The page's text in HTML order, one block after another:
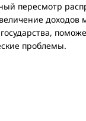
пересмотр
проблемы.